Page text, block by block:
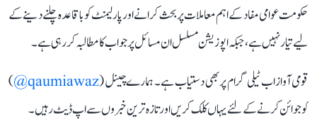
حکومت عوامی مفاد کے اہم معاملات پر بحث کرانے اور پارلیمنٹ کو باقاعدہ چلنے دینے کے
لیے تیار نہیں ہے، جبکہ اپوزیشن مسلسل ان مسائل پر جواب کا مطالبہ کر رہی ہے۔
قومی آواز اب ٹیلی گرام پر بھی دستیاب ہے۔ ہمارے چینل (qaumiawaz@
)
کو جوائن کرنے کے لئے یہاں کلک کریں اور تازہ ترین خبروں سے اپ ڈیٹ رہیں۔